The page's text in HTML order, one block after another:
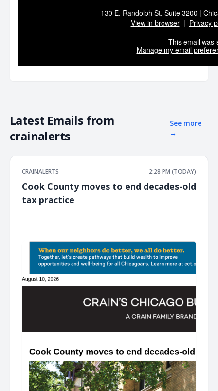
130 E. Randolph St. Suite 3200 |
View in browser| Privacy
This email was
Manage my email
Latest Emails from
crainalerts
See more
→
CRAINALERTS 2:28 PM (TODAY)
Cook County moves to end decades-old
tax practice